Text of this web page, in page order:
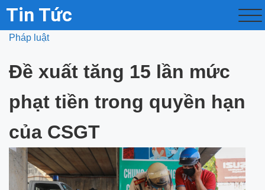
Tin Tức
Pháp luật
Đề xuất tăng 15 lần mức
phạt tiền trong quyền hạn
của CSGT